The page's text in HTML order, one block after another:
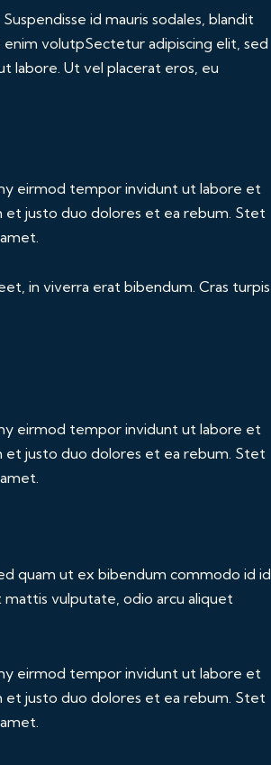
id mauris sodales, blandit
volutpSectetur adipiscing elit, sed
labore. Ut vel placerat eros, eu
eirmod tempor invidunt ut labore et
et justo duo dolores et ea rebum. Stet
in viverra erat bibendum. Cras turpis
eirmod tempor invidunt ut labore et
et justo duo dolores et ea rebum. Stet
quam ut ex bibendum commodo id id
mattis vulputate, odio arcu aliquet
eirmod tempor invidunt ut labore et
et justo duo dolores et ea rebum. Stet